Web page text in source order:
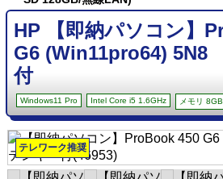
HP 【即納パソコン】
G6 (Win11pro64)
付
Windows11 Pro Intel Core i5 1.6GHz メモリ 8GB
テレワーク推奨